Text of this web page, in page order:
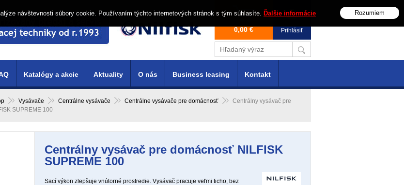
Prihlásiť
0,00 €
Vysávače Centrálne vysávače Centrálne vysávače pre domácnosť
Centrálny vysávač pre
SUPREME 100
Centrálny vysávač pre domácnosť NILFISK
SUPREME 100
Sací výkon zlepšuje vnútorné prostredie. Vysávač pracuje veľmi ticho, bez
Katalógy a akcie Aktuality O nás Business leasing Kontakt
návštevnosti súbory cookie. Používaním týchto internetových stránok s tým súhlasíte. Ďalšie informácie Rozumiem